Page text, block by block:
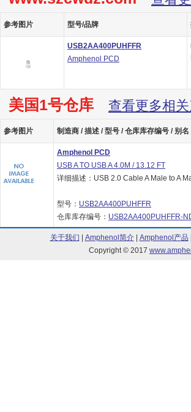
参考图片 型号/品牌
USB2AA400PUHFFR
Amphenol PCD
美国1号仓库 查看更多相
参考图片 制造商 / 描述 / 型号 / 仓库库存编号 / 别名
Amphenol PCD
USB A TO USB A 4.0M / 13.12 FT
详细描述：USB 2.0 Cable A Male to A
型号： USB2AA400PUHFFR
仓库库存编号： USB2AA400PUHFFR-
关于我们 Amphenol简介| Amphenol产品
Copyright © 2017